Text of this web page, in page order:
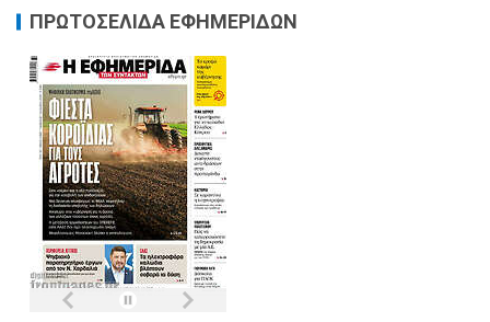
ΠΡΩΤΟΣΕΛΙΔΑ ΕΦΗΜΕΡΙΔΩΝ